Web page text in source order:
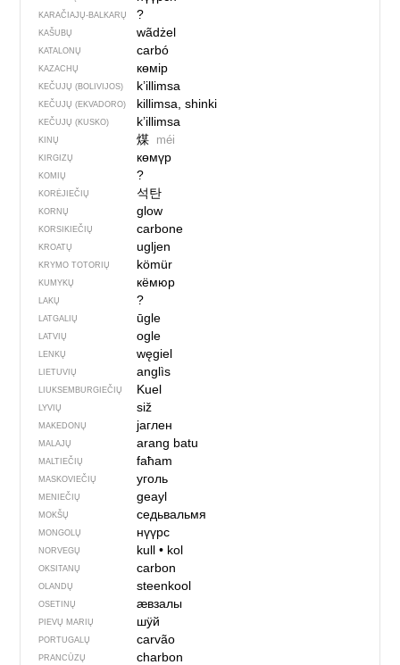
KARAČIAJŲ-BALKARŲ ?
KAŠUBŲ wãdżel
KATALONŲ carbó
KAZACHŲ көмір
KEČUJŲ (BOLIVIJOS) k’illimsa
KEČUJŲ (EKVADORO) killimsa, shinki
KEČUJŲ (KUSKO) k’illimsa
KINŲ 煤 méi
KIRGIZŲ көмүр
KOMIŲ ?
KORĖJIEČIŲ 석탄
KORNŲ glow
KORSIKIEČIŲ carbone
KROATŲ ugljen
KRYMO TOTORIŲ kömür
KUMYKŲ кёмюр
LAKŲ ?
LATGALIŲ ūgle
LATVIŲ ogle
LENKŲ węgiel
LIETUVIŲ anglìs
LIUKSEMBURGIEČIŲ Kuel
LYVIŲ siž
MAKEDONŲ јаглен
MALAJŲ arang batu
MALTIEČIŲ faħam
MASKOVIEČIŲ уголь
MENIEČIŲ geayl
MOKŠŲ седьвальмя
MONGOLŲ нүүрс
NORVEGŲ kull• kol
OKSITANŲ carbon
OLANDŲ steenkool
OSETINŲ ӕвзалы
PIEVŲ MARIŲ шӱй
PORTUGALŲ carvão
PRANCŪZŲ charbon